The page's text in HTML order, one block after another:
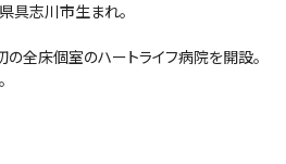
具志川市生まれ。
全床個室のハートライフ病院を開設。